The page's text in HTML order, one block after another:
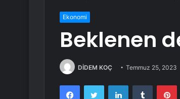
Ekonomi
Beklenen
DİDEM KOÇ Temmuz 25, 2023
FacebookTwitter LinkedInTumblr